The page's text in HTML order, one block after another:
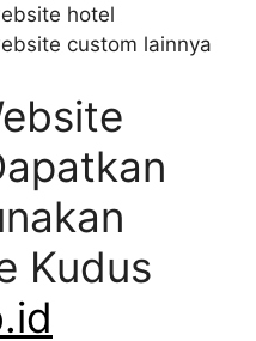
hotel
custom lainnya
Kudus